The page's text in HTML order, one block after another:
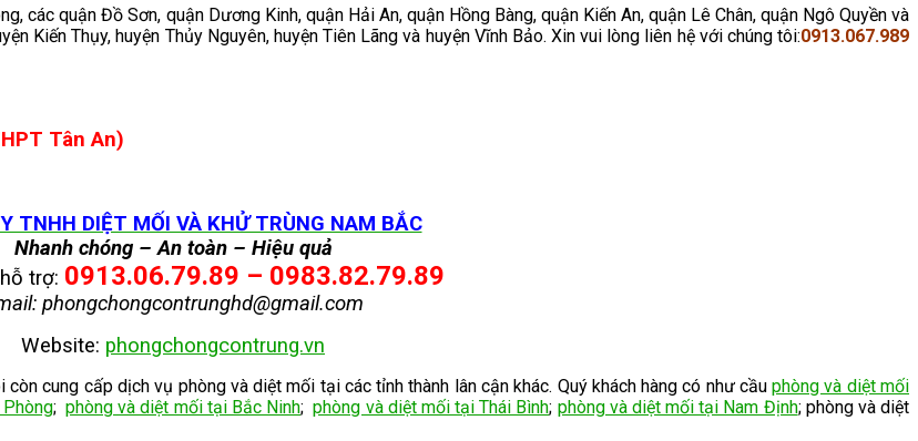
các quận Đồ Sơn, quận Dương Kinh, quận Hải An, quận Hồng Bàng, quận Kiến An, quận Lê Chân, quận Ngô Quyền và
Kiến Thụy, huyện Thủy Nguyên, huyện Tiên Lãng và huyện Vĩnh Bảo. Xin vui lòng liên hệ với chúng tôi:0913.067.989
Tân An)
TNHH DIỆT MỐI VÀ KHỬ TRÙNG NAM BẮC
Nhanh chóng – An toàn – Hiệu quả
trợ: 0913.06.79.89 – 0983.82.79.89
phongchongcontrunghd@gmail.com
Website: phongchongcontrung.vn
cung cấp dịch vụ phòng và diệt mối tại các tỉnh thành lân cận khác. Quý khách hàng có như cầuphòng và diệt mối
;phòng và diệt mối tại Bắc Ninh;phòng và diệt mối tại Thái Bình; phòng và diệt mối tại Nam Định; phòng và diệt